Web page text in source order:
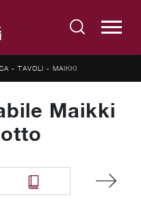
- TAVOLI - MAIKKI
Maikki